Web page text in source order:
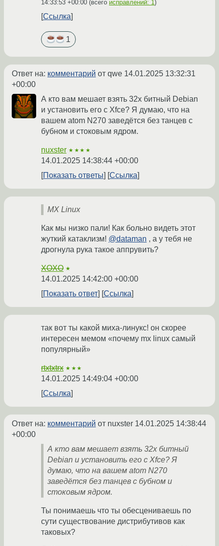
14:33:53 +00:00 (всего исправлений: 1 )
Ссылка
1
Ответ на: комментарий от qwe 14.01.2025 13:32:31
+00:00
А кто вам мешает взять 32x битный Debian
и установить его с Xfce? Я думаю, что на
вашем atom N270 заведётся без танцев с
бубном и стоковым ядром.
nuxster ★★★★
14.01.2025 14:38:44 +00:00
Показать ответы
Ссылка
MX Linux
Как мы низко пали! Как больно видеть этот
жуткий катаклизм! @dataman , а у тебя не
дрогнула рука такое аппрувить?
XOXO ★
14.01.2025 14:42:00 +00:00
Показать ответ
Ссылка
так вот ты какой миха-линукс! он скорее
интересен мемом «почему mx linux самый
популярный»
rtxtxtrx ★★★
14.01.2025 14:49:04 +00:00
Ссылка
Ответ на: комментарий от nuxster 14.01.2025 14:38:44
+00:00
А кто вам мешает взять 32x битный
Debian и установить его с Xfce? Я
думаю, что на вашем atom N270
заведётся без танцев с бубном и
стоковым ядром.
Ты понимаешь что ты обесцениваешь по
сути существование дистрибутивов как
таковых?